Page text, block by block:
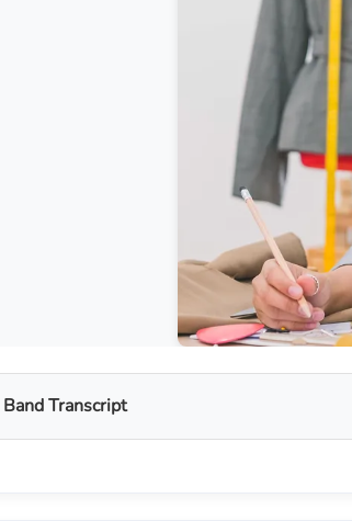
Transcript